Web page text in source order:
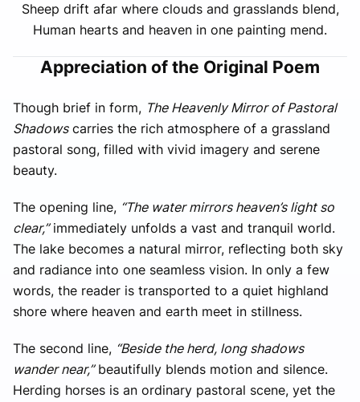
Sheep drift afar where clouds and grasslands blend,
Human hearts and heaven in one painting mend.
Appreciation of the Original Poem
Though brief in form, The Heavenly Mirror of Pastoral
Shadowscarries the rich atmosphere of a grassland
pastoral song, filled with vivid imagery and serene
beauty.
The opening line, “The water mirrors heaven’s light so
clear,”immediately unfolds a vast and tranquil world.
The lake becomes a natural mirror, reflecting both sky
and radiance into one seamless vision. In only a few
words, the reader is transported to a quiet highland
shore where heaven and earth meet in stillness.
The second line, “Beside the herd, long shadows
wander near,”beautifully blends motion and silence.
Herding horses is an ordinary pastoral scene, yet the